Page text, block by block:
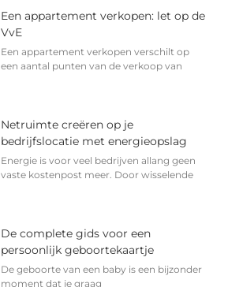
Een appartement verkopen: let op de
VvE
Een appartement verkopen verschilt op
een aantal punten van de verkoop van
Netruimte creëren op je
bedrijfslocatie met energieopslag
Energie is voor veel bedrijven allang geen
vaste kostenpost meer. Door wisselende
De complete gids voor een
persoonlijk geboortekaartje
De geboorte van een baby is een bijzonder
moment dat je graag